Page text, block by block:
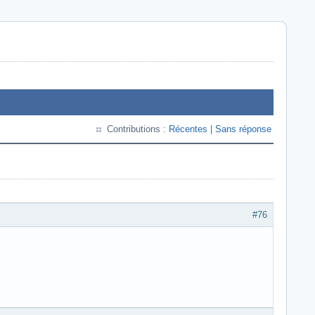
Contributions : Récentes Sans réponse
#76